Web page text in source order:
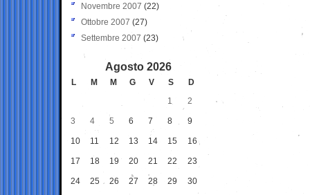
Novembre 2007 (22)
Ottobre 2007 (27)
Settembre 2007 (23)
Agosto 2026
L M M G V S
D
1
2
3 4 5 6 7 8 9
10 11 12 13 14 15 16
17 18 19 20 21 22 23
24 25 26 27 28 29 30